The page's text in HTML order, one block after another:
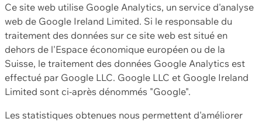
Ce site web utilise Google Analytics, un service d'analyse
web de Google Ireland Limited. Si le responsable du
traitement des données sur ce site web est situé en
dehors de l'Espace économique européen ou de la
Suisse, le traitement des données Google Analytics est
effectué par Google LLC. Google LLC et Google Ireland
Limited sont ci-après dénommés "Google".
Les statistiques obtenues nous permettent d'améliorer